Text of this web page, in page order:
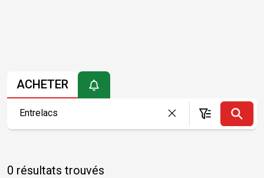
ACHETER
0 résultats trouvés